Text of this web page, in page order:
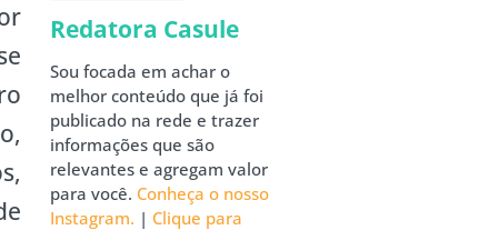
Redatora Casule
Sou focada em achar o
melhor conteúdo que já foi
publicado na rede e trazer
informações que são
relevantes e agregam valor
para você. Conheça o nosso
Instagram. | Clique para